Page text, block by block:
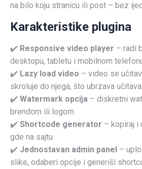
na bilo koju stranicu ili post – bez
Karakteristike plugina
✔️ Responsive video player – radi
desktopu, tabletu i mobilnom
✔️ Lazy load video – video se
skroluje do njega, što ubrzava
✔️ Watermark opcija – diskretni
brendom ili logom
✔️ Shortcode generator – kopiraj i
gde na sajtu
✔️ Jednostavan admin panel –
slike, odaberi opcije i generiši